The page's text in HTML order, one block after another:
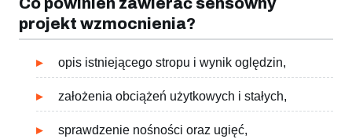
projekt wzmocnienia?
opis istniejącego stropu i wynik oględzin,
założenia obciążeń użytkowych i stałych,
sprawdzenie nośności oraz ugięć,